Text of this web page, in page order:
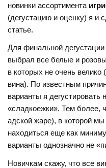
новинки ассортимента
(дегустацию и оценку) я и
статье.
Для финальной
выбрал все белые и
в которых не очень
вина). По известным
варианты я дегустировать
«сладкоежки». Тем более,
адской жаре), в которой
находиться еще как
варианты однозначно не
Новичкам скажу, что все